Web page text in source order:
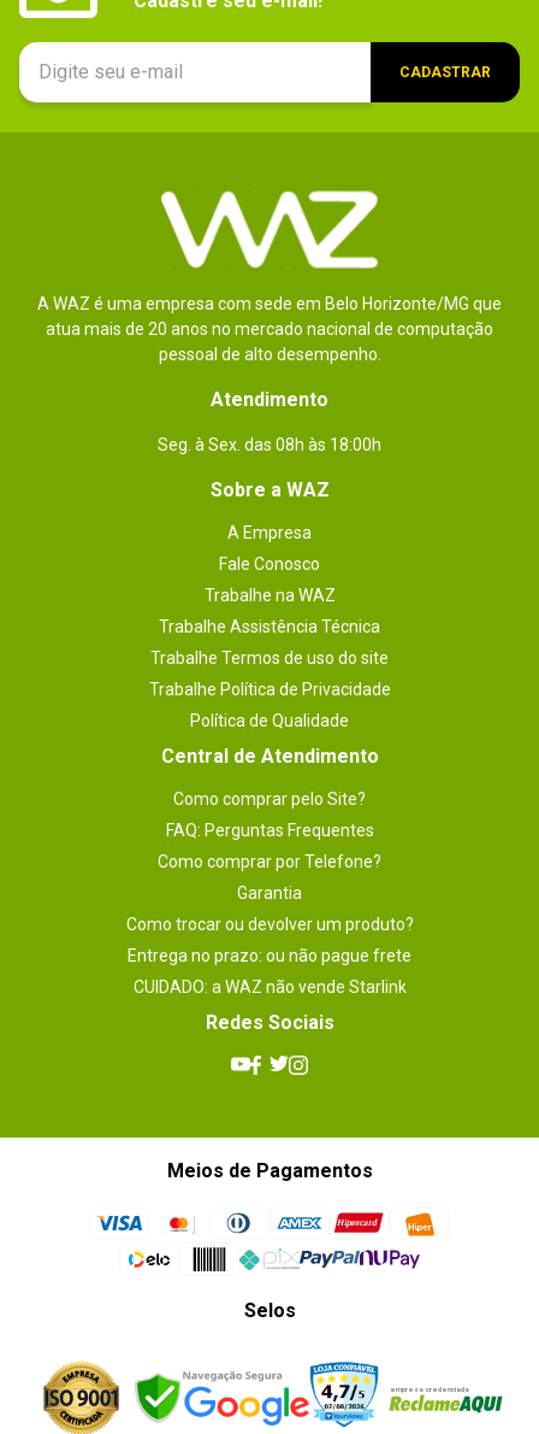
CADASTRAR
A WAZ é uma empresa com sede em Belo Horizonte/MG que
atua mais de 20 anos no mercado nacional de computação
pessoal de alto desempenho.
Atendimento
Seg. à Sex. das 08h às 18:00h
Sobre a WAZ
A Empresa
Fale Conosco
Trabalhe na WAZ
Trabalhe Assistência Técnica
Trabalhe Termos de uso do site
Trabalhe Política de Privacidade
Política de Qualidade
Central de Atendimento
Como comprar pelo Site?
FAQ: Perguntas Frequentes
Como comprar por Telefone?
Garantia
Como trocar ou devolver um produto?
Entrega no prazo: ou não pague frete
CUIDADO: a WAZ não vende Starlink
Redes Sociais
Meios de Pagamentos
Selos